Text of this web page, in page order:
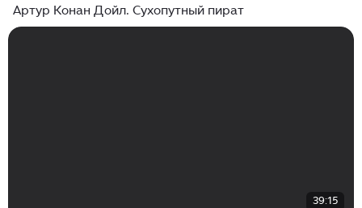
Артур Конан Дойл. Сухопутный пират
39:15